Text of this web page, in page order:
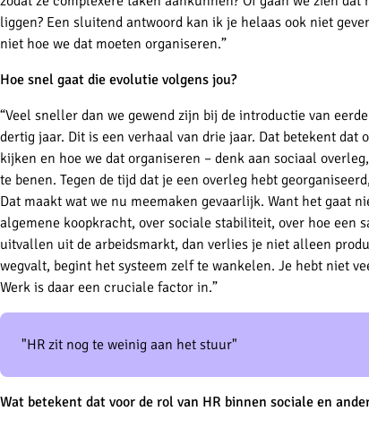
liggen? Een sluitend antwoord kan ik je helaas ook niet
niet hoe we dat moeten organiseren.”
Hoe snel gaat die evolutie volgens jou?
“Veel sneller dan we gewend zijn bij de introductie van
dertig jaar. Dit is een verhaal van drie jaar. Dat betekent dat
kijken en hoe we dat organiseren – denk aan sociaal
te benen. Tegen de tijd dat je een overleg hebt
Dat maakt wat we nu meemaken gevaarlijk. Want het gaat
algemene koopkracht, over sociale stabiliteit, over hoe een
uitvallen uit de arbeidsmarkt, dan verlies je niet alleen
wegvalt, begint het systeem zelf te wankelen. Je hebt niet
Werk is daar een cruciale factor in.”
"HR zit nog te weinig aan het stuur"
Wat betekent dat voor de rol van HR binnen sociale en